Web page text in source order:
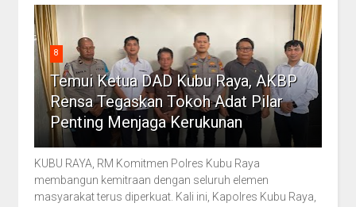
8
Temui Ketua DAD Kubu Raya, AKBP
Rensa Tegaskan Tokoh Adat Pilar
Penting Menjaga Kerukunan
KUBU RAYA, RM Komitmen Polres Kubu Raya
membangun kemitraan dengan seluruh elemen
masyarakat terus diperkuat. Kali ini, Kapolres Kubu Raya,